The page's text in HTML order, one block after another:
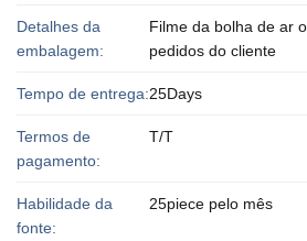
Detalhes da
embalagem:
Filme da bolha de ar
pedidos do cliente
Tempo de entrega:25Days
Termos de
pagamento:
T/T
Habilidade da
fonte:
25piece pelo mês